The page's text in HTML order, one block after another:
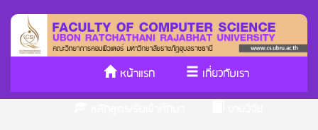
หน้าแรก
เกี่ยวกับเรา